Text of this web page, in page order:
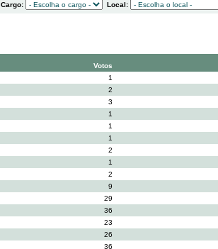
Cargo: Local:
Votos
1
2
3
1
1
1
2
1
2
9
29
36
23
26
36